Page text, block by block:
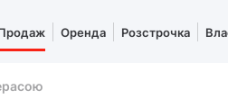
Оренда Розстрочка